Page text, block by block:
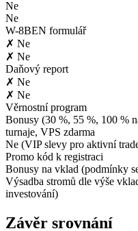
Ne
Ne
W-8BEN formulář
✗ Ne
✗ Ne
Daňový report
✗ Ne
✗ Ne
Věrnostní program
Bonusy (30 %, 55 %, 100 %
turnaje, VPS zdarma
Ne (VIP slevy pro aktivní
Promo kód k registraci
Bonusy na vklad (podmínky
Výsadba stromů dle výše
investování)
Závěr srovnání